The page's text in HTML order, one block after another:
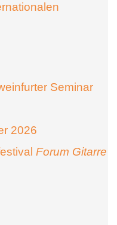
Seminar
2026
Forum Gitarre